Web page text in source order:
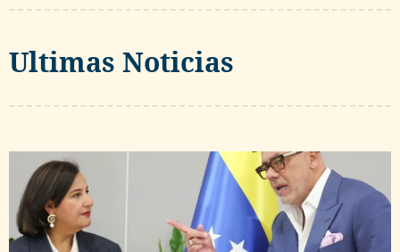
Ultimas Noticias